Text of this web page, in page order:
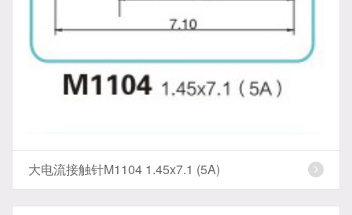
大电流接触针M1104 1.45x7.1 (5A)